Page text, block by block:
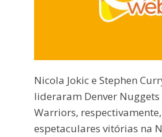
Nicola Jokic e Stephen
lideraram Denver Nuggets
Warriors,
espetaculares vitórias na